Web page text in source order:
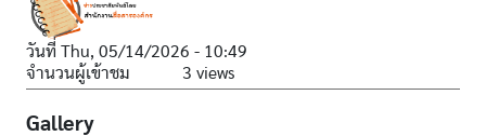
วันที่ Thu, 05/14/2026 - 10:49
จำนวนผู้เข้าชม
3 views
Gallery